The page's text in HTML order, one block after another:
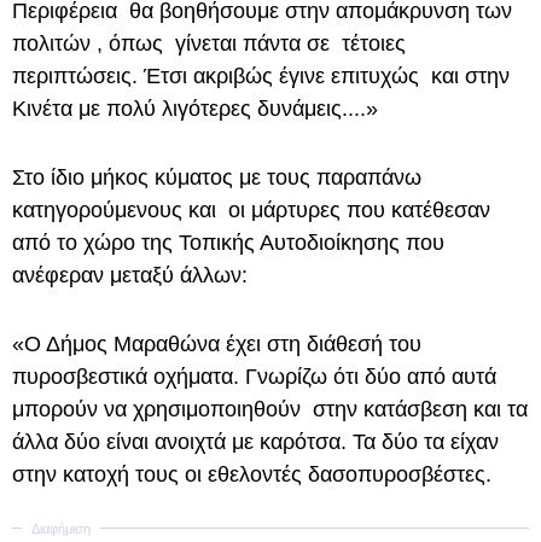
Περιφέρεια θα βοηθήσουμε στην απομάκρυνση των
πολιτών , όπως γίνεται πάντα σε τέτοιες
περιπτώσεις. Έτσι ακριβώς έγινε επιτυχώς και στην
Κινέτα με πολύ λιγότερες δυνάμεις....»
Στο ίδιο μήκος κύματος με τους παραπάνω
κατηγορούμενους και οι μάρτυρες που κατέθεσαν
από το χώρο της Τοπικής Αυτοδιοίκησης που
ανέφεραν μεταξύ άλλων:
«Ο Δήμος Μαραθώνα έχει στη διάθεσή του
πυροσβεστικά οχήματα. Γνωρίζω ότι δύο από αυτά
μπορούν να χρησιμοποιηθούν στην κατάσβεση και τα
άλλα δύο είναι ανοιχτά με καρότσα. Τα δύο τα είχαν
στην κατοχή τους οι εθελοντές δασοπυροσβέστες.